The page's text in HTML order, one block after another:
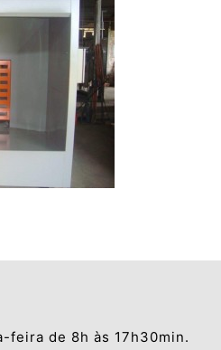
feira de 8h às 17h30min.